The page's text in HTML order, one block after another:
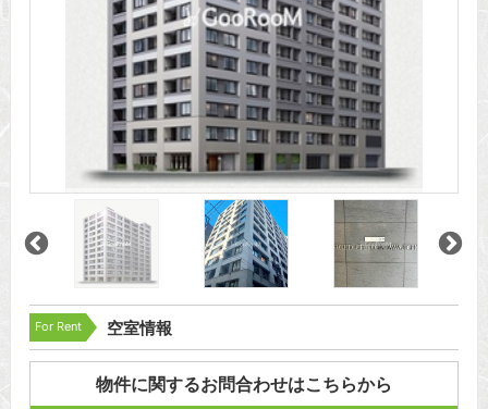
For Rent 空室情報
物件に関するお問合わせはこちらから